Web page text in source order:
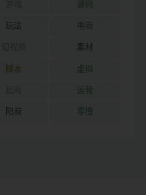
源码
玩法 电商
素材
脚本 虚拟
运营
阳叔 零撸